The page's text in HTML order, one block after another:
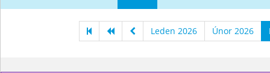
Leden 2026 Únor 2026